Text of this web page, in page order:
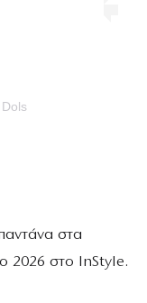
στα
2026 στο InStyle.